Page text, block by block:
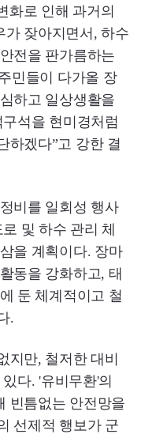
화로 인해 과거의
가 잦아지면서, 하수
전을 판가름하는
민들이 다가올 장
하고 일상생활을
석을 현미경처럼
하겠다”고 강한 결
비를 일회성 행사
및 하수 관리 체
을 계획이다. 장마
동을 강화하고, 태
둔 체계적이고 철
.
지만, 철저한 대비
다. '유비무환'의
빈틈없는 안전망을
선제적 행보가 군